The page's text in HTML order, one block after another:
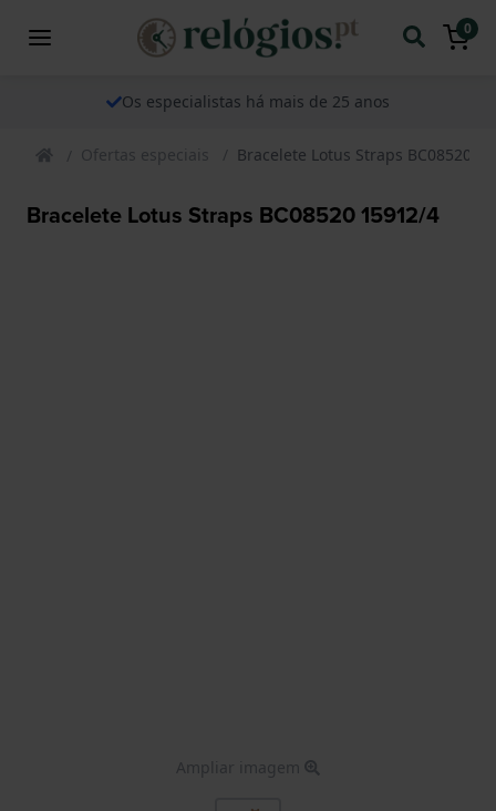
0
Os especialistas há mais de 25 anos
Ofertas especiais Bracelete Lotus Straps BC08520
Bracelete Lotus Straps BC08520 15912/4
Ampliar imagem